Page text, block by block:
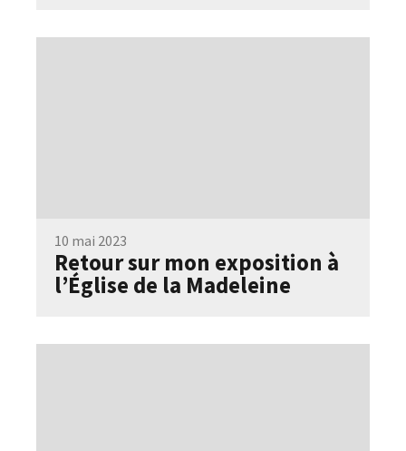
10 mai 2023
Retour sur mon exposition à
l’Église de la Madeleine